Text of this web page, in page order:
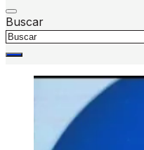
Buscar